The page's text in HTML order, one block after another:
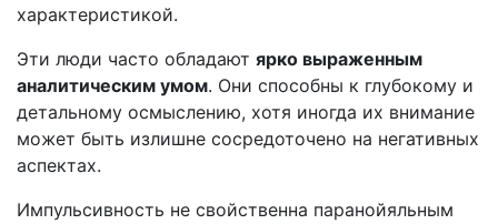
характеристикой.
Эти люди часто обладают ярко выраженным
аналитическим умом. Они способны к глубокому и
детальному осмыслению, хотя иногда их внимание
может быть излишне сосредоточено на негативных
аспектах.
Импульсивность не свойственна паранойяльным